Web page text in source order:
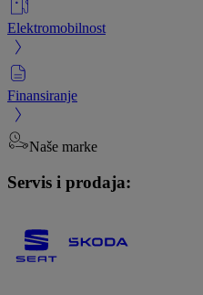
Elektromobilnost
Finansiranje
Naše marke
Servis i prodaja: